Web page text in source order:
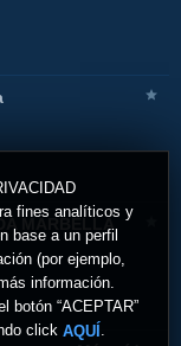
fines analíticos y
base a un perfil
(por ejemplo,
información.
botón “ACEPTAR”
click AQUÍ .
MARBELLA